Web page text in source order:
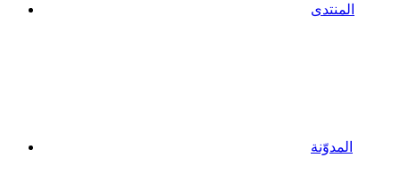
المنتدى
المدوّنة